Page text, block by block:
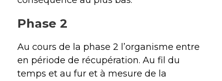
Phase 2
Au cours de la phase 2 l’organisme entre
en période de récupération. Au fil du
temps et au fur et à mesure de la